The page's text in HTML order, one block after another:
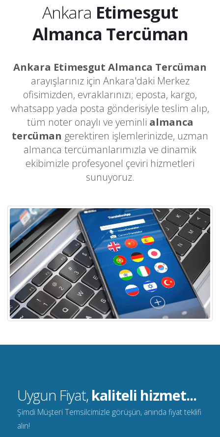
Ankara Etimesgut
Almanca Tercüman
Ankara Etimesgut Almanca Tercüman
arayışlarınız için Ankara'daki Merkez
ofisimizden, evraklarınızı; eposta, kargo,
whatsapp yada posta gönderisiyle teslim alıp,
tüm noter onaylı ve yeminli almanca
tercüman gerektiren işlemlerinizde, uzman
almanca tercümanlarımızla ve dinamik
ekibimizle profesyonel çeviri hizmetleri
sunuyoruz.
Uygun Fiyat, kaliteli hizmet...
Şimdi Müşteri Temsilcimizle görüşün, anında fiyat teklifi
alın!